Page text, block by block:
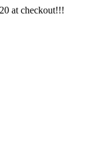
at checkout!!!